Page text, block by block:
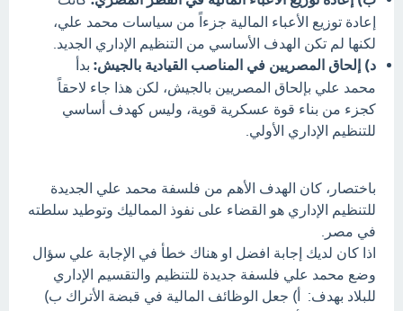
إعادة توزيع الأعباء المالية جزءاً من سياسات محمد علي،
لكنها لم تكن الهدف الأساسي من التنظيم الإداري الجديد.
د) إلحاق المصريين في المناصب القيادية بالجيش: بدأ
محمد علي بإلحاق المصريين بالجيش، لكن هذا جاء لاحقاً
كجزء من بناء قوة عسكرية قوية، وليس كهدف أساسي
للتنظيم الإداري الأولي.
باختصار، كان الهدف الأهم من فلسفة محمد علي الجديدة
للتنظيم الإداري هو القضاء على نفوذ المماليك وتوطيد سلطته
في مصر.
اذا كان لديك إجابة افضل او هناك خطأ في الإجابة علي سؤال
وضع محمد علي فلسفة جديدة للتنظيم والتقسيم الإداري
للبلاد بهدف: أ) جعل الوظائف المالية في قبضة الأتراك ب)